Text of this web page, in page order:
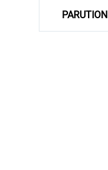
PARUTION